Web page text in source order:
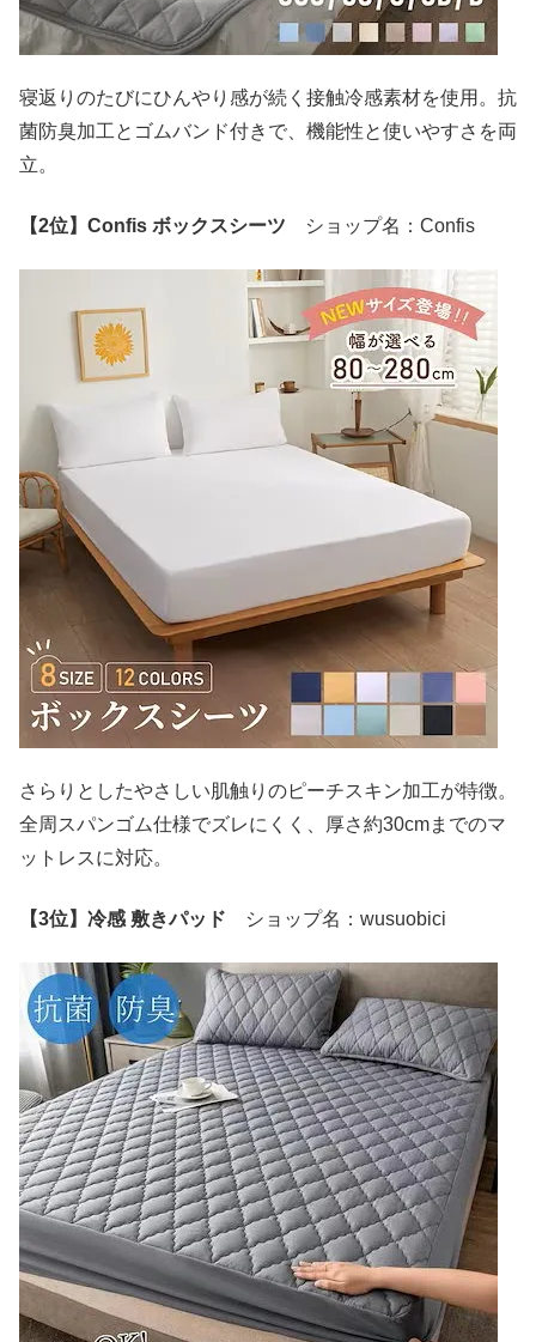
寝返りのたびにひんやり感が続く接触冷感素材を使用。抗
菌防臭加工とゴムバンド付きで、機能性と使いやすさを両
立。
【2位】Confis ボックスシーツ ショップ名：Confis
さらりとしたやさしい肌触りのピーチスキン加工が特徴。
全周スパンゴム仕様でズレにくく、厚さ約30cmまでのマ
ットレスに対応。
【3位】冷感 敷きパッド ショップ名：wusuobici